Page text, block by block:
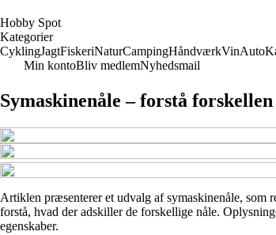
Hobby Spot
Kategorier
CyklingJagtFiskeriNaturCampingHåndværkVinAuto
Min kontoBliv medlemNyhedsmail
Symaskinenåle – forstå
Artiklen præsenterer et udvalg af symaskinenåle, som
forstå, hvad der adskiller de forskellige nåle.
egenskaber.